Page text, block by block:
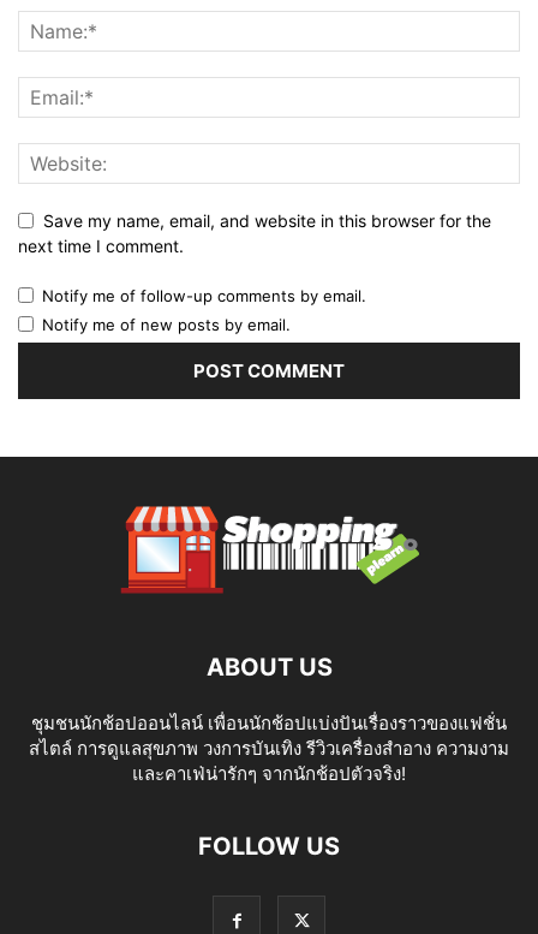
Save my name, email, and website in this browser for the
next time I comment.
Notify me of follow-up comments by email.
Notify me of new posts by email.
ABOUT US
ชุมชนนักช้อปออนไลน์ เพื่อนนักช้อปแบ่งปันเรื่องราวของแฟชั่น
สไตล์ การดูแลสุขภาพ วงการบันเทิง รีวิวเครื่องสำอาง ความงาม
และคาเฟ่น่ารักๆ จากนักช้อปตัวจริง!
FOLLOW US